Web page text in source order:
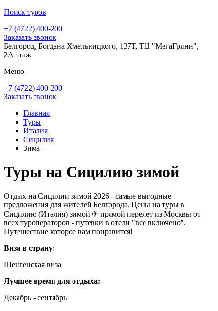
Поиск туров
+7 (4722) 400-200
Заказать звонок
Белгород, Богдана Хмельницкого, 137Т, ТЦ "МегаГринн",
2А этаж
Меню
+7 (4722) 400-200
Заказать звонок
Главная
Туры
Италия
Сицилия
Зима
Туры на Сицилию зимой
Отдых на Сицилии зимой 2026 - самые выгодные
предложения для жителей Белгорода. Цены на туры в
Сицилию (Италия) зимой ✈ прямой перелет из Москвы от
всех туроператоров - путевки в отели "все включено".
Путешествие которое вам понравится!
Виза в страну:
Шенгенская виза
Лучшее время для отдыха:
Декабрь - сентябрь